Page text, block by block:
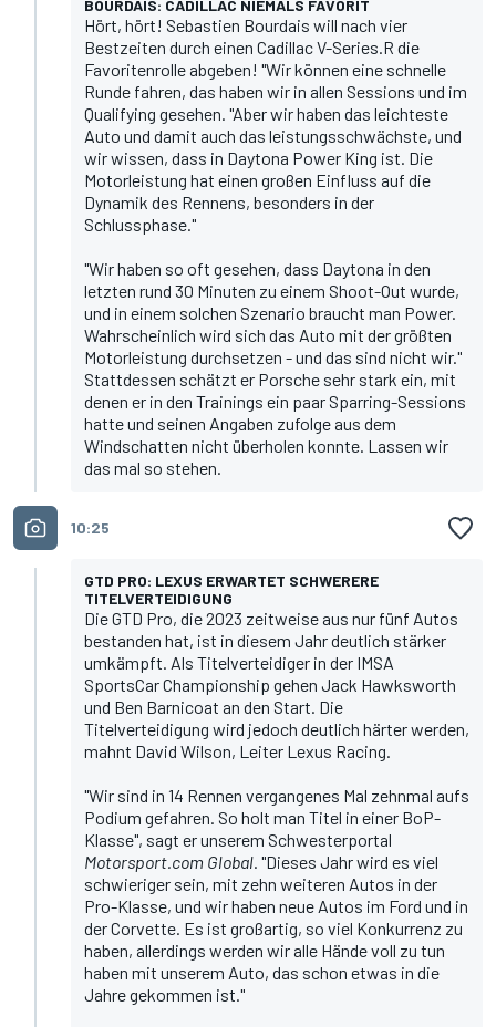
BOURDAIS: CADILLAC NIEMALS FAVORIT
Hört, hört! Sebastien Bourdais will nach vier
Bestzeiten durch einen Cadillac V-Series.R die
Favoritenrolle abgeben! "Wir können eine schnelle
Runde fahren, das haben wir in allen Sessions und im
Qualifying gesehen. "Aber wir haben das leichteste
Auto und damit auch das leistungsschwächste, und
wir wissen, dass in Daytona Power King ist. Die
Motorleistung hat einen großen Einfluss auf die
Dynamik des Rennens, besonders in der
Schlussphase."
"Wir haben so oft gesehen, dass Daytona in den
letzten rund 30 Minuten zu einem Shoot-Out wurde,
und in einem solchen Szenario braucht man Power.
Wahrscheinlich wird sich das Auto mit der größten
Motorleistung durchsetzen - und das sind nicht wir."
Stattdessen schätzt er Porsche sehr stark ein, mit
denen er in den Trainings ein paar Sparring-Sessions
hatte und seinen Angaben zufolge aus dem
Windschatten nicht überholen konnte. Lassen wir
das mal so stehen.
10:25
GTD PRO: LEXUS ERWARTET SCHWERERE
TITELVERTEIDIGUNG
Die GTD Pro, die 2023 zeitweise aus nur fünf Autos
bestanden hat, ist in diesem Jahr deutlich stärker
umkämpft. Als Titelverteidiger in der IMSA
SportsCar Championship gehen Jack Hawksworth
und Ben Barnicoat an den Start. Die
Titelverteidigung wird jedoch deutlich härter werden,
mahnt David Wilson, Leiter Lexus Racing.
"Wir sind in 14 Rennen vergangenes Mal zehnmal aufs
Podium gefahren. So holt man Titel in einer BoP-
Klasse", sagt er unserem Schwesterportal
Motorsport.com Global. "Dieses Jahr wird es viel
schwieriger sein, mit zehn weiteren Autos in der
Pro-Klasse, und wir haben neue Autos im Ford und in
der Corvette. Es ist großartig, so viel Konkurrenz zu
haben, allerdings werden wir alle Hände voll zu tun
haben mit unserem Auto, das schon etwas in die
Jahre gekommen ist."